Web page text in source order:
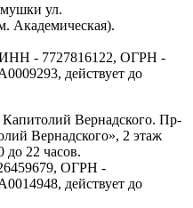
ул.
Академическая).
- 7727816122, ОГРН -
действует до
Вернадского. Пр-
Вернадского», 2 этаж
до 22 часов.
ОГРН -
действует до